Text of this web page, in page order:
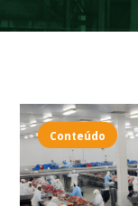
Conteúdo